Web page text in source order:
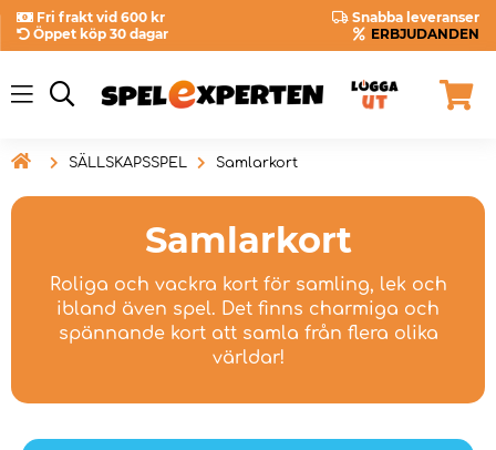
Fri frakt vid 600 kr
Snabba leveranser
Öppet köp 30 dagar
ERBJUDANDEN
 SÄLLSKAPSSPEL Samlarkort
Samlarkort
Roliga och vackra kort för samling, lek och
ibland även spel. Det finns charmiga och
spännande kort att samla från flera olika
världar!